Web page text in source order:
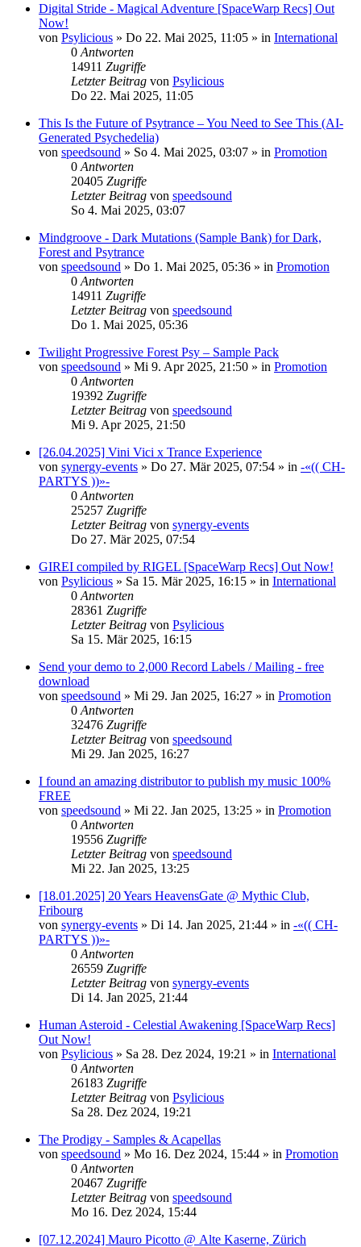
Digital Stride - Magical Adventure [SpaceWarp Recs] Out
Now!
von Psylicious » Do 22. Mai 2025, 11:05 » in International
0 Antworten
14911 Zugriffe
Letzter Beitrag von Psylicious
Do 22. Mai 2025, 11:05
This Is the Future of Psytrance – You Need to See This (AI-
Generated Psychedelia)
von speedsound » So 4. Mai 2025, 03:07 » in Promotion
0 Antworten
20405 Zugriffe
Letzter Beitrag von speedsound
So 4. Mai 2025, 03:07
Mindgroove - Dark Mutations (Sample Bank) for Dark,
Forest and Psytrance
von speedsound » Do 1. Mai 2025, 05:36 » in Promotion
0 Antworten
14911 Zugriffe
Letzter Beitrag von speedsound
Do 1. Mai 2025, 05:36
Twilight Progressive Forest Psy – Sample Pack
von speedsound » Mi 9. Apr 2025, 21:50 » in Promotion
0 Antworten
19392 Zugriffe
Letzter Beitrag von speedsound
Mi 9. Apr 2025, 21:50
[26.04.2025] Vini Vici x Trance Experience
von synergy-events » Do 27. Mär 2025, 07:54 » in -«(( CH-
PARTYS ))»-
0 Antworten
25257 Zugriffe
Letzter Beitrag von synergy-events
Do 27. Mär 2025, 07:54
GIREI compiled by RIGEL [SpaceWarp Recs] Out Now!
von Psylicious » Sa 15. Mär 2025, 16:15 » in International
0 Antworten
28361 Zugriffe
Letzter Beitrag von Psylicious
Sa 15. Mär 2025, 16:15
Send your demo to 2,000 Record Labels / Mailing - free
download
von speedsound » Mi 29. Jan 2025, 16:27 » in Promotion
0 Antworten
32476 Zugriffe
Letzter Beitrag von speedsound
Mi 29. Jan 2025, 16:27
I found an amazing distributor to publish my music 100%
FREE
von speedsound » Mi 22. Jan 2025, 13:25 » in Promotion
0 Antworten
19556 Zugriffe
Letzter Beitrag von speedsound
Mi 22. Jan 2025, 13:25
[18.01.2025] 20 Years HeavensGate @ Mythic Club,
Fribourg
von synergy-events » Di 14. Jan 2025, 21:44 » in -«(( CH-
PARTYS ))»-
0 Antworten
26559 Zugriffe
Letzter Beitrag von synergy-events
Di 14. Jan 2025, 21:44
Human Asteroid - Celestial Awakening [SpaceWarp Recs]
Out Now!
von Psylicious » Sa 28. Dez 2024, 19:21 » in International
0 Antworten
26183 Zugriffe
Letzter Beitrag von Psylicious
Sa 28. Dez 2024, 19:21
The Prodigy - Samples & Acapellas
von speedsound » Mo 16. Dez 2024, 15:44 » in Promotion
0 Antworten
20467 Zugriffe
Letzter Beitrag von speedsound
Mo 16. Dez 2024, 15:44
[07.12.2024] Mauro Picotto @ Alte Kaserne, Zürich